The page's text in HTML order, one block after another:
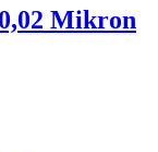
Mikron